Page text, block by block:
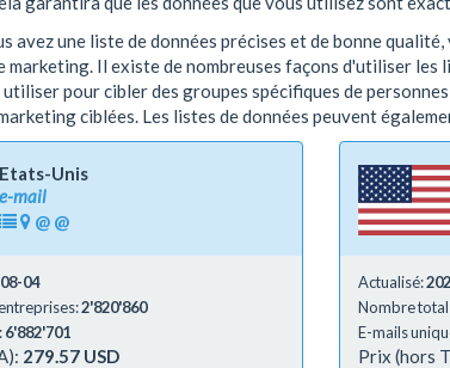
avez une liste de données précises et de bonne
marketing. Il existe de nombreuses façons d'utiliser les
utiliser pour cibler des groupes spécifiques de
ciblées. Les listes de données peuvent
Etats-Unis
e-mail
@ @
04
2'820'860
6'882'701
279.57 USD
Actualisé:
Nombre
E-mails
Prix (hors